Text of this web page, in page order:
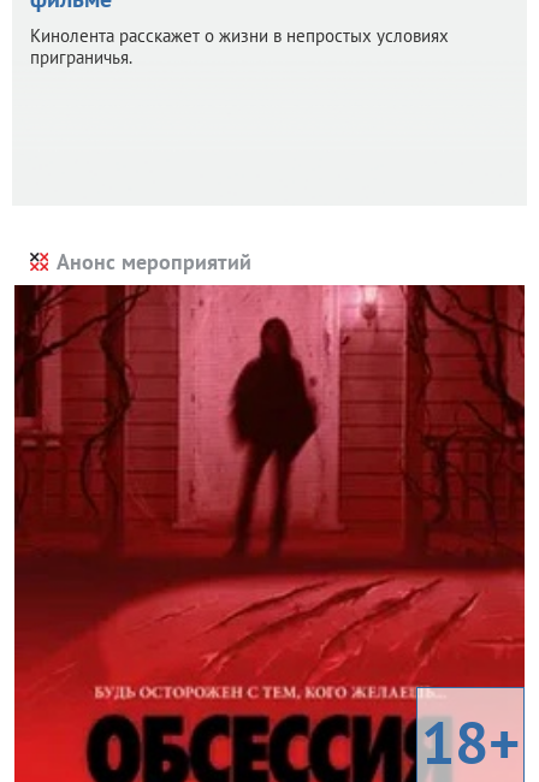
Кинолента расскажет о жизни в непростых условиях
приграничья.
Анонс мероприятий
18+